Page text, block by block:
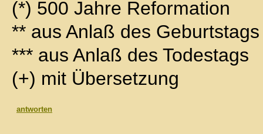
(*) 500 Jahre Reformation
** aus Anlaß des Geburtstags
*** aus Anlaß des Todestags
(+) mit Übersetzung
antworten